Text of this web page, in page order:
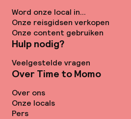
Word onze local in...
Onze reisgidsen verkopen
Onze content gebruiken
Hulp nodig?
Veelgestelde vragen
Over Time to Momo
Over ons
Onze locals
Pers